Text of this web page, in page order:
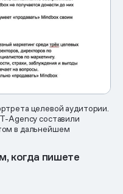
целевой аудитории.
Agency составили
в дальнейшем
когда пишете